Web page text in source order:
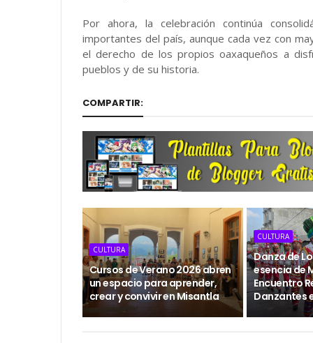
Por ahora, la celebración continúa
importantes del país, aunque cada vez con
el derecho de los propios oaxaqueños a
pueblos y de su historia.
COMPARTIR:
CULTURA
Cursos de Verano 2026 abren
un espacio para aprender,
crear y convivir en Misantla
CULTURA
Danza de
esencia de
Encuentro
Danzantes